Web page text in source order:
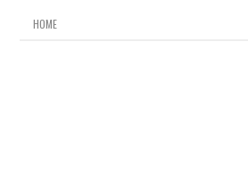
HOME